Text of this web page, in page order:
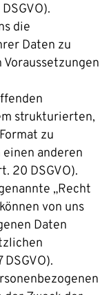
die
Daten zu
strukturierten,
zu
anderen
20 DSGVO).
„Recht
von uns
Daten